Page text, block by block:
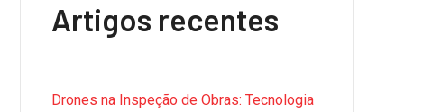
Artigos recentes
Drones na Inspeção de Obras: Tecnologia